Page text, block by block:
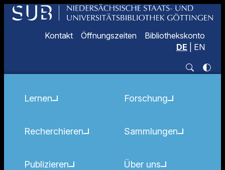
Kontakt Öffnungszeiten
Bibliothekskonto
DE
EN
Lernen
Recherchieren
Publizieren
Forschung
Sammlungen
Über uns